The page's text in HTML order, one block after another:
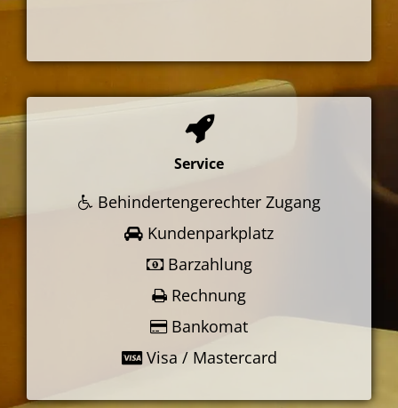
Service
Behindertengerechter Zugang
Kundenparkplatz
Barzahlung
Rechnung
Bankomat
Visa / Mastercard